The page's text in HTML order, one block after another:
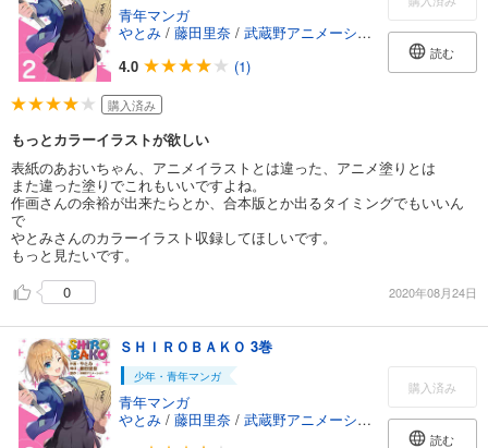
青年マンガ
やとみ / 藤田里奈 / 武蔵野アニメーション
4.0
(1)
読む
購入済み
もっとカラーイラストが欲しい
表紙のあおいちゃん、アニメイラストとは違った、アニメ塗りとは
また違った塗りでこれもいいですよね。
作画さんの余裕が出来たらとか、合本版とか出るタイミングでもいいん
で
やとみさんのカラーイラスト収録してほしいです。
もっと見たいです。
0
2020年08月24日
ＳＨＩＲＯＢＡＫＯ 3巻
少年・青年マンガ
青年マンガ
やとみ / 藤田里奈 / 武蔵野アニメーション
購入済み
読む